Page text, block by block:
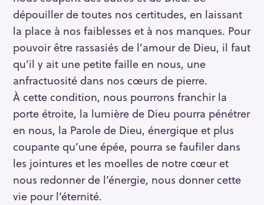
dépouiller de toutes nos certitudes, en laissant
la place à nos faiblesses et à nos manques. Pour
pouvoir être rassasiés de l’amour de Dieu, il faut
qu’il y ait une petite faille en nous, une
anfractuosité dans nos cœurs de pierre.
À cette condition, nous pourrons franchir la
porte étroite, la lumière de Dieu pourra pénétrer
en nous, la Parole de Dieu, énergique et plus
coupante qu’une épée, pourra se faufiler dans
les jointures et les moelles de notre cœur et
nous redonner de l’énergie, nous donner cette
vie pour l’éternité.
e
r
c
h